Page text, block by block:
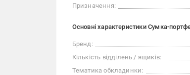
Призначення:
Основні характеристики Сумка-
Бренд:
Кількість відділень / ящиків:
Тематика обкладинки: